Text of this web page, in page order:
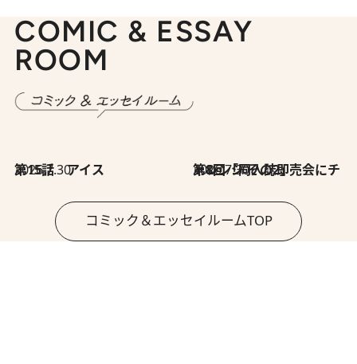
COMIC & ESSAY
ROOM
2026.7.30
第15話 アイス 2026.7.30
第8回「同人誌即売会にチャレンジ その2」
コミック＆エッセイルームTOP